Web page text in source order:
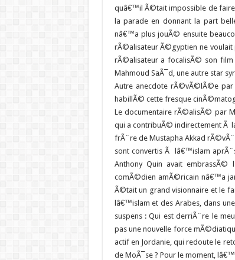
quâ€™il Ã©tait impossible de
la parade en donnant la part
nâ€™a plus jouÃ© ensuite
rÃ©alisateur Ã©gyptien ne voulait
rÃ©alisateur a focalisÃ© son
Mahmoud SaÃ¯d, une autre star
Autre anecdote rÃ©vÃ©lÃ©e par
habillÃ© cette fresque
Le documentaire rÃ©alisÃ© par
qui a contribuÃ© indirectement Ã
frÃ¨re de Mustapha Akkad
sont convertis Ã lâ€™islam
Anthony Quin avait
comÃ©dien amÃ©ricain nâ€™a
Ã©tait un grand visionnaire et le
lâ€™islam et des Arabes, dans
suspens : Qui est derriÃ¨re le
pas une nouvelle force
actif en Jordanie, qui redoute le
de MoÃ¯se ? Pour le moment,